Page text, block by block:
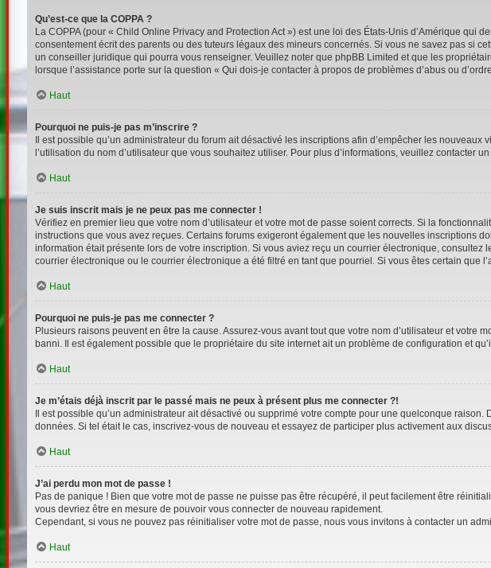
Qu’est-ce que la COPPA ?
La COPPA (pour « Child Online Privacy and Protection Act ») est une loi des États-Unis d’Amérique
consentement écrit des parents ou des tuteurs légaux des mineurs concernés. Si vous ne savez pas si
un conseiller juridique qui pourra vous renseigner. Veuillez noter que phpBB Limited et que les
lorsque l’assistance porte sur la question « Qui dois-je contacter à propos de problèmes d’abus ou
Haut
Pourquoi ne puis-je pas m’inscrire ?
Il est possible qu’un administrateur du forum ait désactivé les inscriptions afin d’empêcher les
l’utilisation du nom d’utilisateur que vous souhaitez utiliser. Pour plus d’informations, veuillez contacter
Haut
Je suis inscrit mais je ne peux pas me connecter !
Vérifiez en premier lieu que votre nom d’utilisateur et votre mot de passe soient corrects. Si la
instructions que vous avez reçues. Certains forums exigeront également que les nouvelles inscriptions
information était présente lors de votre inscription. Si vous aviez reçu un courrier électronique,
courrier électronique ou le courrier électronique a été filtré en tant que pourriel. Si vous êtes certain que
Haut
Pourquoi ne puis-je pas me connecter ?
Plusieurs raisons peuvent en être la cause. Assurez-vous avant tout que votre nom d’utilisateur et
banni. Il est également possible que le propriétaire du site internet ait un problème de configuration et
Haut
Je m’étais déjà inscrit par le passé mais ne peux à présent plus me connecter ?!
Il est possible qu’un administrateur ait désactivé ou supprimé votre compte pour une quelconque
données. Si tel était le cas, inscrivez-vous de nouveau et essayez de participer plus activement aux
Haut
J’ai perdu mon mot de passe !
Pas de panique ! Bien que votre mot de passe ne puisse pas être récupéré, il peut facilement être
vous devriez être en mesure de pouvoir vous connecter de nouveau rapidement.
Cependant, si vous ne pouvez pas réinitialiser votre mot de passe, nous vous invitons à contacter un
Haut